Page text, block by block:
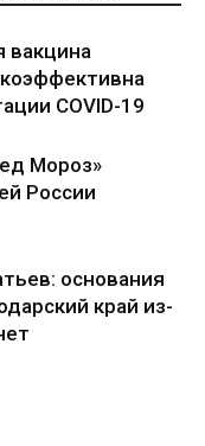
вакцина
COVID-19
Мороз»
России
основания
край из-